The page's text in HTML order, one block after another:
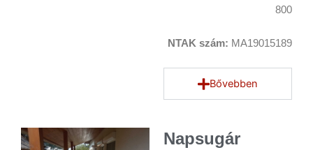
800
NTAK szám: MA19015189
Bővebben
Napsugár